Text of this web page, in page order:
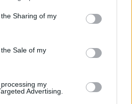
Sharing of my
Sale of my
my
Advertising.
Η σύγχρονη
τομές και με
τεχνολογία Piezo: Η
με μεγαλύτερη
αποκατάσταση